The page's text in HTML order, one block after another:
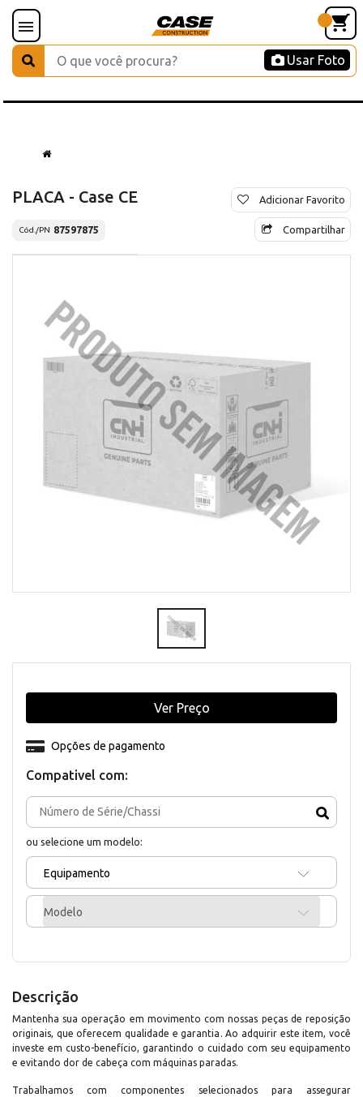
Usar Foto
PLACA - Case CE
Cód./PN 87597875
Adicionar Favorito
Compartilhar
Compativel com:
ou selecione um modelo:
Equipamento
Modelo
Opções de pagamento
Ver Preço
Descrição
Mantenha sua operação em movimento com nossas peças de reposição
originais, que oferecem qualidade e garantia. Ao adquirir este item, você
investe em custo-benefício, garantindo o cuidado com seu equipamento
e evitando dor de cabeça com máquinas paradas.
Trabalhamos com componentes selecionados para assegurar